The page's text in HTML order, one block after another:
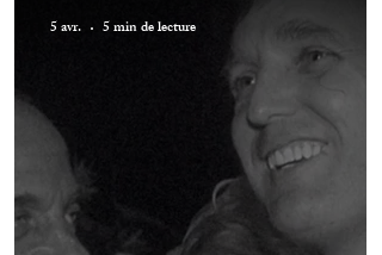
5 avr. 5 min de lecture